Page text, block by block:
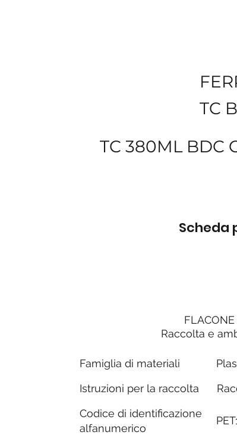
TC
TC 380ML BDC
Scheda
FLACONE
Raccolta e
Famiglia di materiali
Istruzioni per la raccolta
Codice di identificazione
alfanumerico